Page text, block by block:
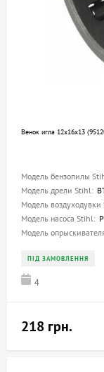
Венок игла 12х16х13
Модель бензопилы
Модель дрели Stihl:
Модель
Модель насоса Stihl:
Модель
ПІД ЗАМОВЛЕННЯ
4
218 грн.